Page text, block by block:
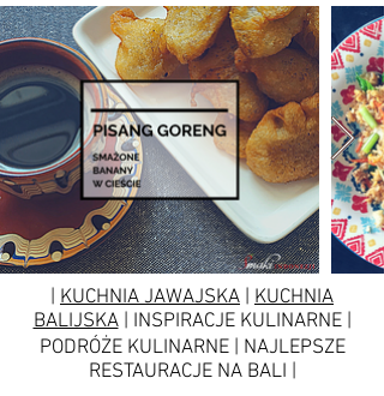
| KUCHNIA JAWAJSKA | KUCHNIA
BALIJSKA| INSPIRACJE KULINARNE |
PODRÓŻE KULINARNE | NAJLEPSZE
RESTAURACJE NA BALI |